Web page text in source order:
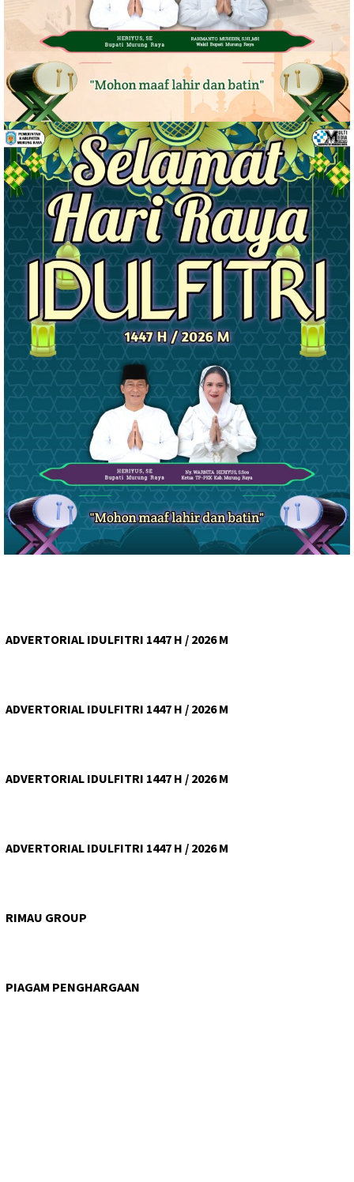
ADVERTORIAL IDULFITRI 1447 H / 2026 M
ADVERTORIAL IDULFITRI 1447 H / 2026 M
ADVERTORIAL IDULFITRI 1447 H / 2026 M
ADVERTORIAL IDULFITRI 1447 H / 2026 M
RIMAU GROUP
PIAGAM PENGHARGAAN